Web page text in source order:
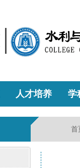
人才培养 学
首